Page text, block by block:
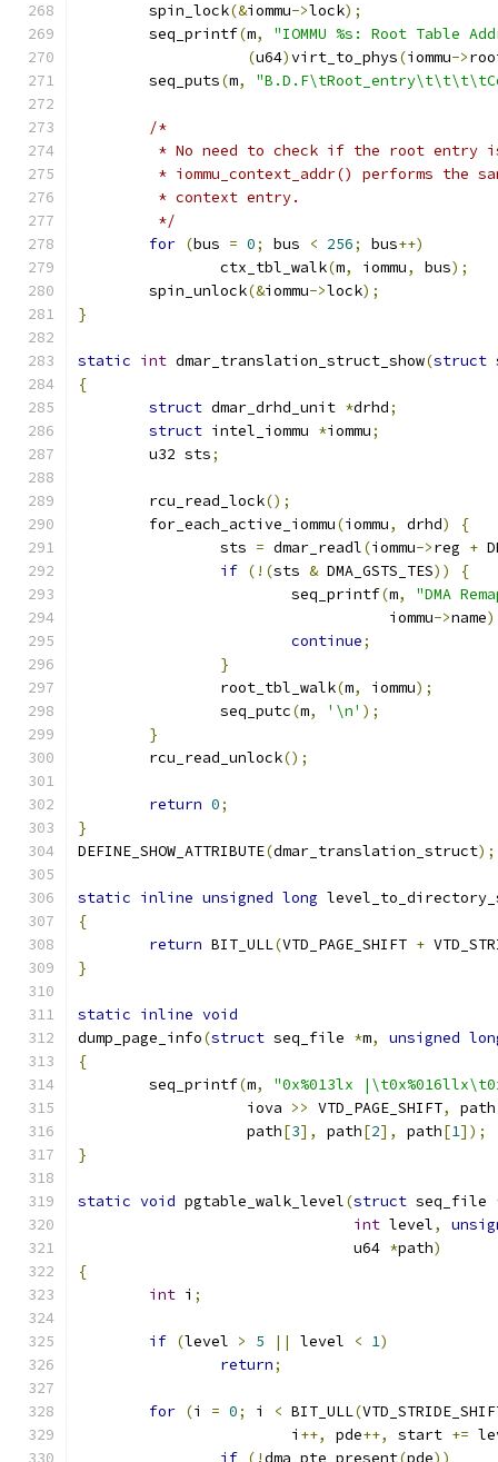
	spin_lock
(&iommu->lock);
	seq_printf
(m,
"IOMMU %s: Root Table
(u64)virt_to_phys(iommu->
	seq_puts
(m,
/*
* No need to check if the root entry
* iommu_context_addr() performs the
	 * context entry.
	 */
for (bus = 0; bus < 256; bus++)
		ctx_tbl_walk
(m, iommu, bus);
	spin_unlock
(&iommu->lock);
}
static int dmar_translation_struct_show(struct
{
struct dmar_drhd_unit *drhd;
struct intel_iommu *iommu;
	u32 sts
;
	rcu_read_lock
();
	for_each_active_iommu
(iommu, drhd)
{
		sts
= dmar_readl(iommu->reg +
if (!(sts & DMA_GSTS_TES))
{
			seq_printf
(m,
"DMA
				   iommu
->name
continue;
}
		root_tbl_walk
(m, iommu);
		seq_putc
(m, '\n' );
}
	rcu_read_unlock
();
return 0;
}
DEFINE_SHOW_ATTRIBUTE(dmar_translation_struct);
static inline unsigned long
{
return BIT_ULL(VTD_PAGE_SHIFT +
}
static inline void
dump_page_info(struct seq_file *m, unsigned
{
	seq_printf
(m,
"0x%013lx
		   iova
>> VTD_PAGE_SHIFT, path
		   path
[3], path[2], path[1]);
}
static void pgtable_walk_level(struct seq_file
int level,
			       u64
*path)
{
int i ;
if (level > 5 || level < 1)
return;
for (i = 0; i < BIT_ULL(
			i
++, pde++, start +=
if (!dma_pte_present(pde))